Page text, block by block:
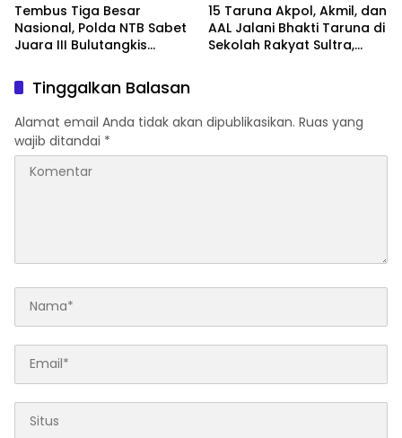
Tembus Tiga Besar
Nasional, Polda NTB Sabet
Juara III Bulutangkis
15 Taruna Akpol, Akmil, dan
AAL Jalani Bhakti Taruna di
Sekolah Rakyat Sultra,
Tinggalkan Balasan
Alamat email Anda tidak akan dipublikasikan. Ruas yang
wajib ditandai *